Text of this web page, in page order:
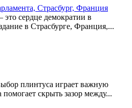
сердце демократии в
в Страсбурге, Франция,...
плинтуса играет важную
помогает скрыть зазор между...